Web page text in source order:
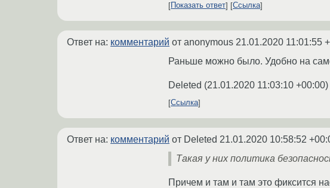
Показать ответ Ссылка
Ответ на: комментарий от anonymous 21.01.2020 11:01:55
Раньше можно было. Удобно на
Deleted (21.01.2020 11:03:10 +00:00)
Ссылка
Ответ на: комментарий от Deleted 21.01.2020 10:58:52
Такая у них политика
Причем и там и там это фиксится